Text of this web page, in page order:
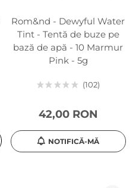
Rom&nd - Dewyful Water
Tint - Tentă de buze pe
bază de apă - 10 Marmur
Pink - 5g
102
42,00 RON
NOTIFICĂ-MĂ